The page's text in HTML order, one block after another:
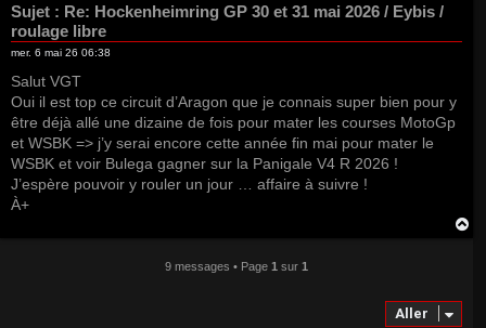
Sujet : Re: Hockenheimring GP 30 et 31 mai 2026 / Eybis /
roulage libre
mer. 6 mai 26 06:38
Salut VGT
Oui il est top ce circuit d’Aragon que je connais super bien pour y
être déjà allé une dizaine de fois pour mater les courses MotoGp
et WSBK => j’y serai encore cette année fin mai pour mater le
WSBK et voir Bulega gagner sur la Panigale V4 R 2026 !
J’espère pouvoir y rouler un jour … affaire à suivre !
À+
9 messages • Page 1 sur 1
Aller